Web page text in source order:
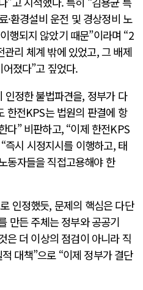
·환경설비 운전 및 경상정비 노
행되지 않았기 때문”이라며 “2
리 체계 밖에 있었고, 그 배제
졌다”고 짚었다.
인정한 불법파견을, 정부가 다
한전KPS는 법원의 판결에 항
다” 비판하고, “이제 한전KPS
즉시 시정지시를 이행하고, 태
동자들을 직접고용해야 한
인정했듯, 문제의 핵심은 다단
만든 주체는 정부와 공공기
은 더 이상의 점검이 아니라 직
대책”으로 “이제 정부가 결단